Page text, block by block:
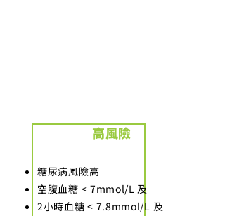
糖尿病風險高
空腹血糖 < 7mmol/L 及
2小時血糖 < 7.8mmol/L 及
高風險